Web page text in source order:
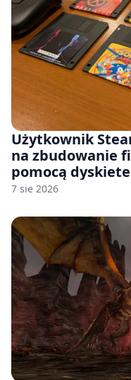
Użytkownik
na zbudowanie
pomocą
7 sie 2026